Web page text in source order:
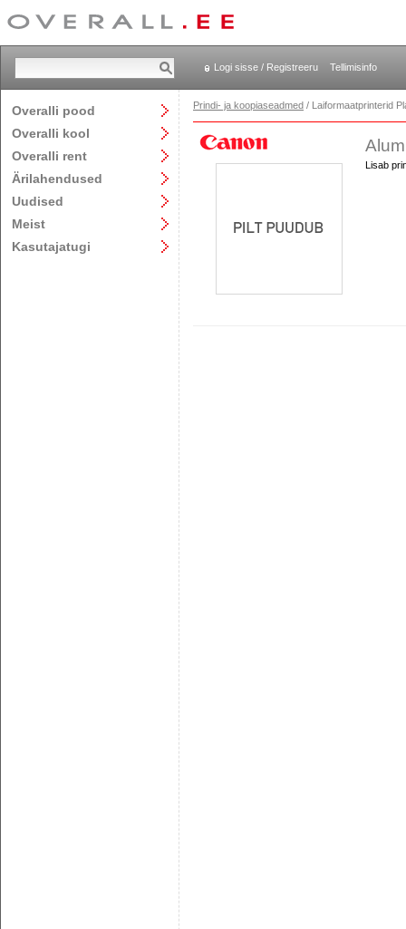
Logi sisse / Registreeru Tellimisinfo
Overalli pood
Overalli kool
Overalli rent
Ärilahendused
Uudised
Meist
Kasutajatugi
Prindi- ja koopiaseadmed / Laiformaatprinterid
Lisab